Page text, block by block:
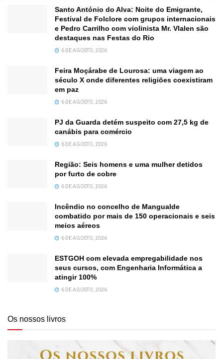
Santo António do Alva: Noite do Emigrante,
Festival de Folclore com grupos internacionais
e Pedro Carrilho com violinista Mr. Vlalen são
destaques nas Festas do Rio
6 DE AGOSTO, 2026
Feira Moçárabe de Lourosa: uma viagem ao
século X onde diferentes religiões coexistiram
em paz
6 DE AGOSTO, 2026
PJ da Guarda detém suspeito com 27,5 kg de
canábis para comércio
6 DE AGOSTO, 2026
Região: Seis homens e uma mulher detidos
por furto de cobre
6 DE AGOSTO, 2026
Incêndio no concelho de Mangualde
combatido por mais de 150 operacionais e seis
meios aéreos
6 DE AGOSTO, 2026
ESTGOH com elevada empregabilidade nos
seus cursos, com Engenharia Informática a
atingir 100%
6 DE AGOSTO, 2026
Os nossos livros